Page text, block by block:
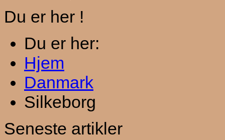
Du er her !
Du er her:
Hjem
Danmark
Silkeborg
Seneste artikler